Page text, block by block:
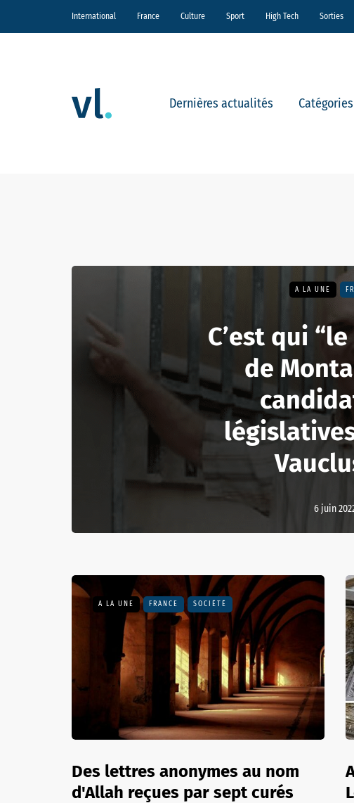
International France Culture Sport High Tech Sorties
Dernières actualités Catégories
A LA UNE
C’est qui
de
6 juin
A LA UNE FRANCE SOCIÉTÉ
Des lettres anonymes au nom
d'Allah reçues par sept curés